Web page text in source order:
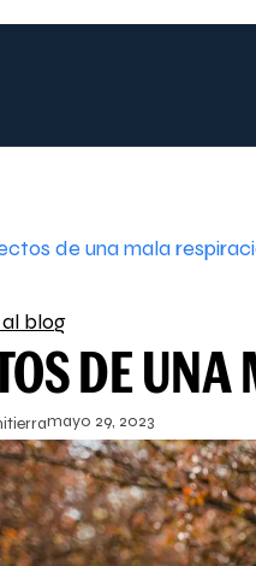
de una mala
blog
DE
mayo 29, 2023